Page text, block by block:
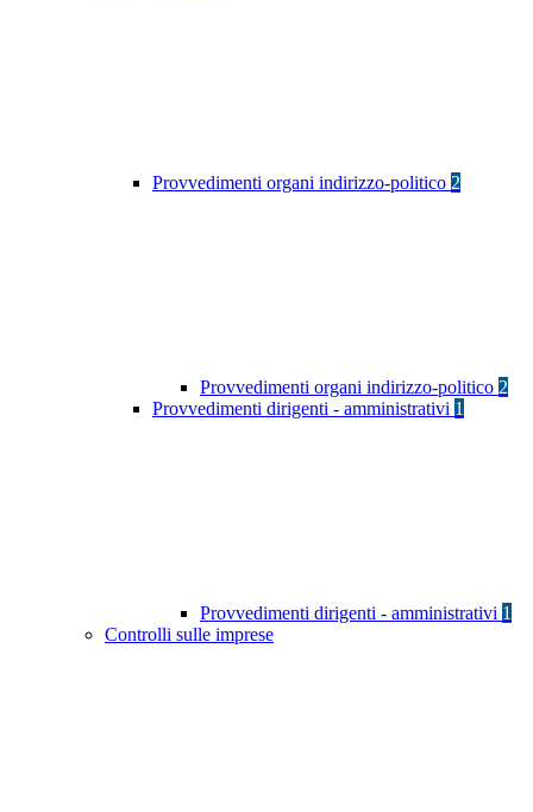
Provvedimenti organi indirizzo-politico 2
Provvedimenti organi indirizzo-politico 2
Provvedimenti dirigenti - amministrativi 1
Provvedimenti dirigenti - amministrativi 1
Controlli sulle imprese